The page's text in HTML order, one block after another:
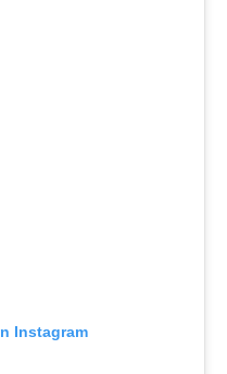
Instagram